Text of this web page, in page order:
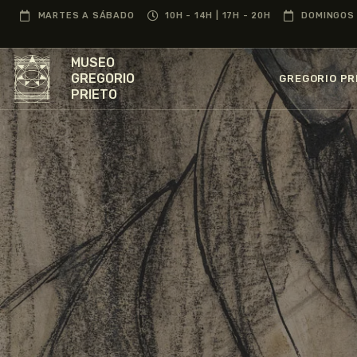
MARTES A SÁBADO 10H - 14H | 17H - 20H
MUSEO
GREGORIO
PRIETO
GREGORIO